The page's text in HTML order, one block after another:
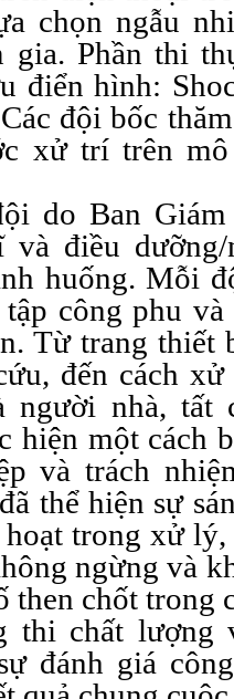
chọn ngẫu
gia. Phần thi
điển hình:
đội bốc
xử trí trên
do Ban
và điều
huống. Mỗi
công phu
Từ trang thiết
đến cách
người nhà, tất
hiện một cách
và trách
thể hiện sự
trong xử lý,
ngừng và
then chốt trong
thi chất lượng
đánh giá